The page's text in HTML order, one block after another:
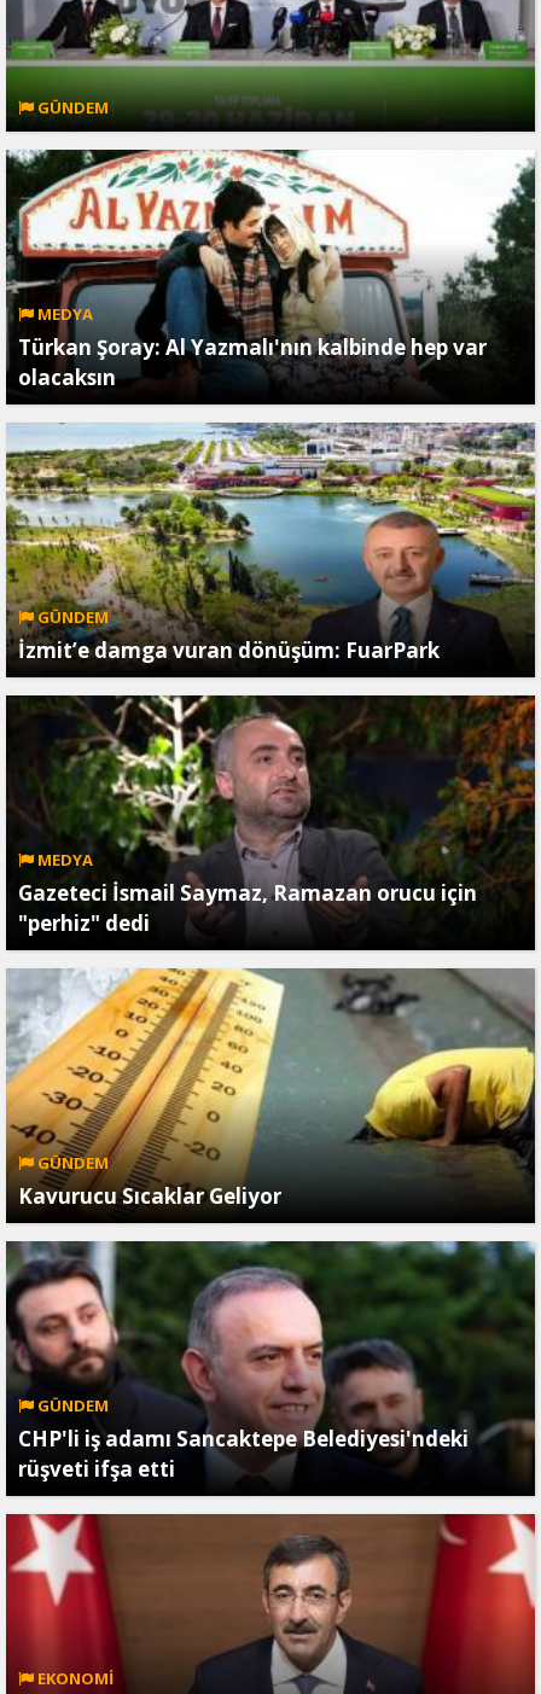
GÜNDEM
MEDYA
Türkan Şoray: Al Yazmalı'nın kalbinde hep var
olacaksın
GÜNDEM
İzmit’e damga vuran dönüşüm: FuarPark
MEDYA
Gazeteci İsmail Saymaz, Ramazan orucu için
"perhiz" dedi
GÜNDEM
Kavurucu Sıcaklar Geliyor
GÜNDEM
CHP'li iş adamı Sancaktepe Belediyesi'ndeki
rüşveti ifşa etti
EKONOMİ